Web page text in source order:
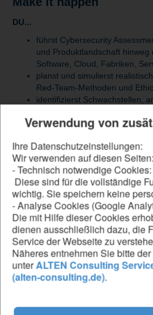
Verwendung von
Ihre Datenschutzeinstellungen:
Wir verwenden auf diesen Seiten:
- Technisch notwendige Cookies:
Diese sind für die vollständige
wichtig. Sie speichern keine
- Analyse Cookies (Google
Die mit Hilfe dieser Cookies
dienen ausschließlich dazu, die
Service der Webseite zu
Näheres entnehmen Sie bitte
unterALTEN Consulting
(alten-consulting.de).
DU...
führst Cybersecurity
und Produktlandschaft hinweg
Software, Cloud, Fabriken,
planst und simulierst
Red‑Team‑Methoden und
identifizierst Schwachstellen,
übersetzt technische Findings
nutzt modernste Tools und
Active Directory Angriffe,
arbeitest eng mit
zusammen und stärkst aktiv
beobachtest aktuelle Trends
bringst neue Erkenntnisse
Be our forward thinker
DU...